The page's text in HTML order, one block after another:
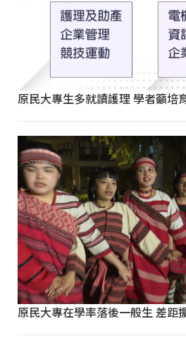
原民大專生多就讀護理 學者籲培
原民大專在學率落後一般生 差距